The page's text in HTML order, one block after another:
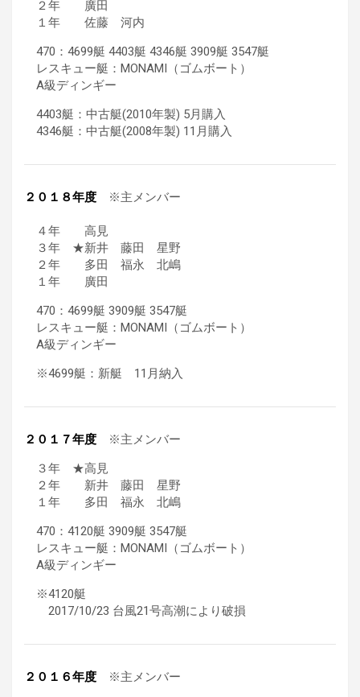
２年 廣田
１年 佐藤 河内
470：4699艇 4403艇 4346艇 3909艇 3547艇
レスキュー艇：MONAMI（ゴムボート）
A級ディンギー
4403艇：中古艇(2010年製) 5月購入
4346艇：中古艇(2008年製) 11月購入
２０１８年度 ※主メンバー
４年 高見
３年 ★新井 藤田 星野
２年 多田 福永 北嶋
１年 廣田
470：4699艇 3909艇 3547艇
レスキュー艇：MONAMI（ゴムボート）
A級ディンギー
※4699艇：新艇 11月納入
２０１７年度 ※主メンバー
３年 ★高見
２年 新井 藤田 星野
１年 多田 福永 北嶋
470：4120艇 3909艇 3547艇
レスキュー艇：MONAMI（ゴムボート）
A級ディンギー
※4120艇
2017/10/23 台風21号高潮により破損
２０１６年度 ※主メンバー